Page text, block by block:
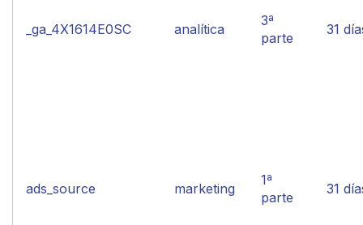
_ga_4X1614E0SC analítica
3ª
parte
31
ads_source marketing
1ª
parte
31